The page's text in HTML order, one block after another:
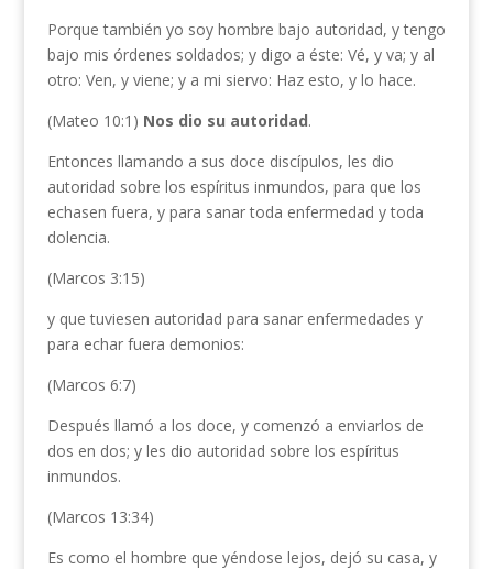
Porque también yo soy hombre bajo autoridad, y tengo
bajo mis órdenes soldados; y digo a éste: Vé, y va; y al
otro: Ven, y viene; y a mi siervo: Haz esto, y lo hace.
(Mateo 10:1) Nos dio su autoridad.
Entonces llamando a sus doce discípulos, les dio
autoridad sobre los espíritus inmundos, para que los
echasen fuera, y para sanar toda enfermedad y toda
dolencia.
(Marcos 3:15)
y que tuviesen autoridad para sanar enfermedades y
para echar fuera demonios:
(Marcos 6:7)
Después llamó a los doce, y comenzó a enviarlos de
dos en dos; y les dio autoridad sobre los espíritus
inmundos.
(Marcos 13:34)
Es como el hombre que yéndose lejos, dejó su casa, y